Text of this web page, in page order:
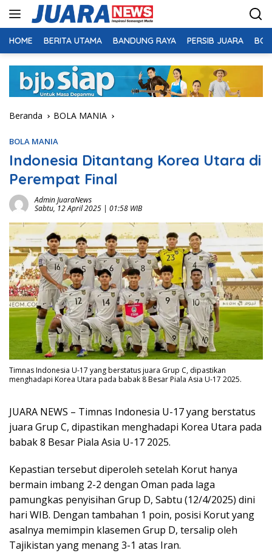
HOME BERITA UTAMA BANDUNG RAYA PERSIB JUARA
Beranda BOLA MANIA
BOLA MANIA
Indonesia Ditantang Korea Utara di
Perempat Final
Admin JuaraNews
Sabtu, 12 April 2025 | 01:58 WIB
Timnas Indonesia U-17 yang berstatus juara Grup C, dipastikan
menghadapi Korea Utara pada babak 8 Besar Piala Asia U-17 2025.
JUARA NEWS – Timnas Indonesia U-17 yang berstatus
juara Grup C, dipastikan menghadapi Korea Utara pada
babak 8 Besar Piala Asia U-17 2025.
Kepastian tersebut diperoleh setelah Korut hanya
bermain imbang 2-2 dengan Oman pada laga
pamungkas penyisihan Grup D, Sabtu (12/4/2025) dini
hari WIB. Dengan tambahan 1 poin, posisi Korut yang
asalnya memimpin klasemen Grup D, tersalip oleh
Tajikistan yang menang 3-1 atas Iran.